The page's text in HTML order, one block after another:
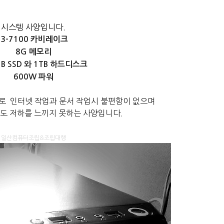
시스템 사양입니다.
7100 카비레이크
​8G 메모리
SSD 와 1TB 하드디스크
600W 파워
인터넷 작업과 문서 작업시 불편함이 없으며
저하를 느끼지 못하는 사양입니다.
일산컴퓨터조립&조립대행